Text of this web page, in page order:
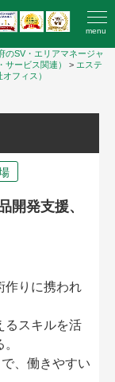
menu
のSV・エリアマネージャ
ービス関連） > エステ
フィス）
開発支援、
作りに携われ
るスキルを活
、働きやすい